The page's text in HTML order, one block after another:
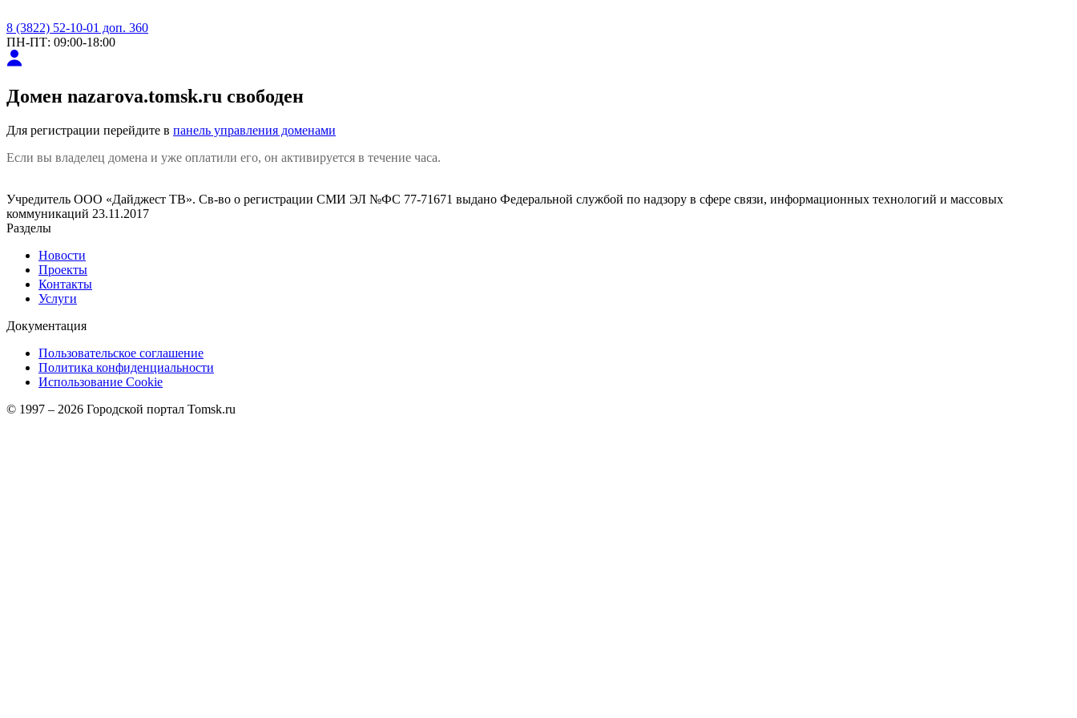
8 (3822) 52-10-01 доп. 360
ПН-ПТ: 09:00-18:00
Домен nazarova.tomsk.ru свободен
Для регистрации перейдите в панель управления доменами
Если вы владелец домена и уже оплатили его, он активируется в течение часа.
Учредитель ООО «Дайджест ТВ». Св-во о регистрации СМИ ЭЛ №ФС 77-71671 выдано Федеральной службой по надзору в сфере связи, информационных технологий и массовых
коммуникаций 23.11.2017
Разделы
Новости
Проекты
Контакты
Услуги
Документация
Пользовательское соглашение
Политика конфиденциальности
Использование Cookie
© 1997 – 2026 Городской портал Tomsk.ru